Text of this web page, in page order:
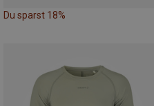
Du sparst 18%